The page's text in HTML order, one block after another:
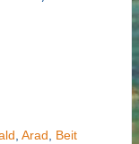
Arad
Beit